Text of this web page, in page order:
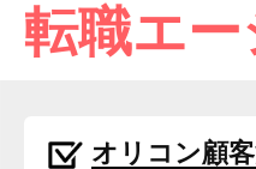
転職エ
オリコン顧